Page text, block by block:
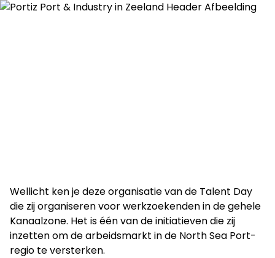
Wellicht ken je deze organisatie van de Talent Day
die zij organiseren voor werkzoekenden in de gehele
Kanaalzone. Het is één van de initiatieven die zij
inzetten om de arbeidsmarkt in de North Sea Port-
regio te versterken.